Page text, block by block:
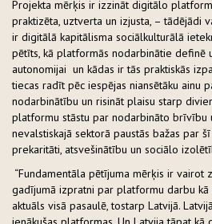
Projekta mērķis ir izzināt digitālo
praktizēta, uztverta un izjusta, – tādējādi
ir digitālā kapitālisma sociālkulturālā
pētīts, kā platformās nodarbinātie definē
autonomijai un kādas ir tās praktiskās
tiecas radīt pēc iespējas niansētāku ainu
nodarbinātību un risināt plaisu starp
platformu stāstu par nodarbināto brīvību
nevalstiskajā sektorā paustās bažas par
prekaritāti, atsvešinātību un sociālo
“Fundamentāla pētījuma mērķis ir vairot
gadījumā izpratni par platformu darbu kā
aktuāls visā pasaulē, tostarp Latvijā.